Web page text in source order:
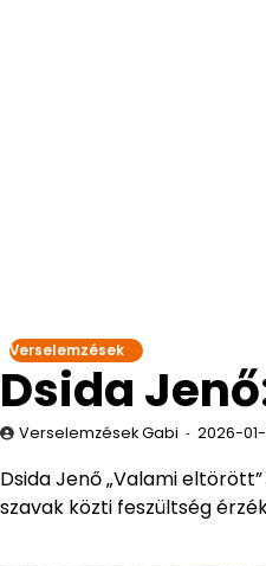
Verselemzések
Dsida
Verselemzések Gabi 2026-
Dsida Jenő „Valami
szavak közti feszültség